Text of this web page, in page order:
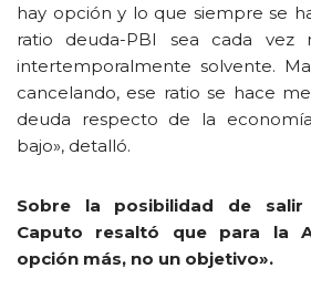
hay opción y lo que siempre se
ratio deuda-PBI sea cada vez
intertemporalmente solvente.
cancelando, ese ratio se hace
deuda respecto de la
bajo», detalló.
Sobre la posibilidad de
Caputo resaltó que para la
opción más, no un objetivo».